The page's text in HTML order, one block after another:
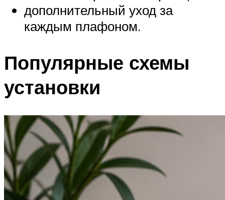
дополнительный уход за
каждым плафоном.
Популярные схемы
установки